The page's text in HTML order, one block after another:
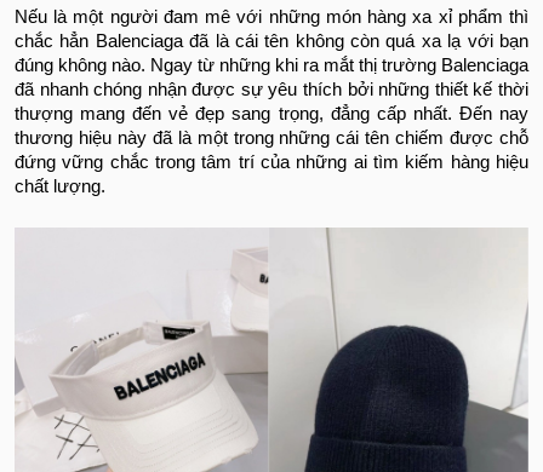
Nếu là một người đam mê với những món hàng xa xỉ phẩm thì
chắc hẳn Balenciaga đã là cái tên không còn quá xa lạ với bạn
đúng không nào. Ngay từ những khi ra mắt thị trường Balenciaga
đã nhanh chóng nhận được sự yêu thích bởi những thiết kế thời
thượng mang đến vẻ đẹp sang trọng, đẳng cấp nhất. Đến nay
thương hiệu này đã là một trong những cái tên chiếm được chỗ
đứng vững chắc trong tâm trí của những ai tìm kiếm hàng hiệu
chất lượng.